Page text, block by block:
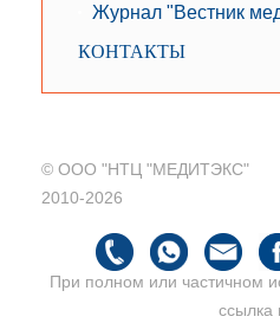
Журнал "Вестник
КОНТАКТЫ
© ООО "НТЦ "МЕДИТЭКС"
2010-2026
При полном или частичном
ссылка